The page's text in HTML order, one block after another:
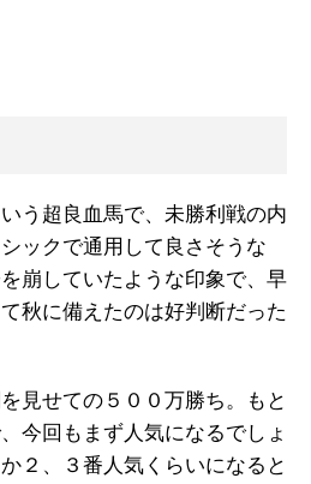
う超良血馬で、未勝利戦の内
ックで通用して良さそうな
崩していたような印象で、早
秋に備えたのは好判断だった
見せての５００万勝ち。もと
今回もまず人気になるでしょ
２、３番人気くらいになると